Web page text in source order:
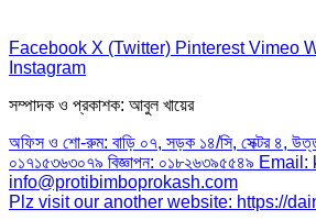
Facebook X (Twitter) Pinterest Vimeo
Instagram
সম্পাদক ও প্রকাশক: আবুল খায়ের
অফিস ও শো-রুম: বাড়ি ০৭, সড়ক ১৪/সি, সেক্টর ৪,
০১৭১৫৩৬৩০৭৯ বিজ্ঞাপন: ০১৮২৬৩৯৫৫৪৯
info@protibimboprokash.com
Plz visit our another website: https://